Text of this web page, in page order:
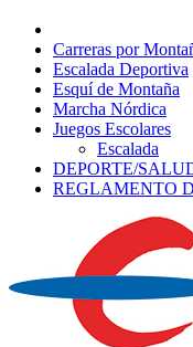
Carreras por
Escalada Deportiva
Esquí de Montaña
Marcha Nórdica
Juegos Escolares
Escalada
DEPORTE/
REGLAMENTO